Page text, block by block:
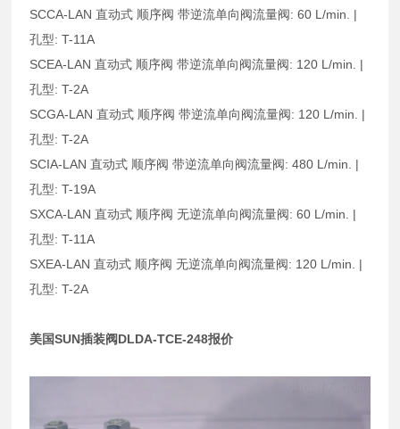
SCCA-LAN 直动式 顺序阀 带逆流单向阀流量阀: 60 L/min. |
孔型: T-11A
SCEA-LAN 直动式 顺序阀 带逆流单向阀流量阀: 120 L/min. |
孔型: T-2A
SCGA-LAN 直动式 顺序阀 带逆流单向阀流量阀: 120 L/min. |
孔型: T-2A
SCIA-LAN 直动式 顺序阀 带逆流单向阀流量阀: 480 L/min. |
孔型: T-19A
SXCA-LAN 直动式 顺序阀 无逆流单向阀流量阀: 60 L/min. |
孔型: T-11A
SXEA-LAN 直动式 顺序阀 无逆流单向阀流量阀: 120 L/min. |
孔型: T-2A
美国SUN插装阀DLDA-TCE-248报价